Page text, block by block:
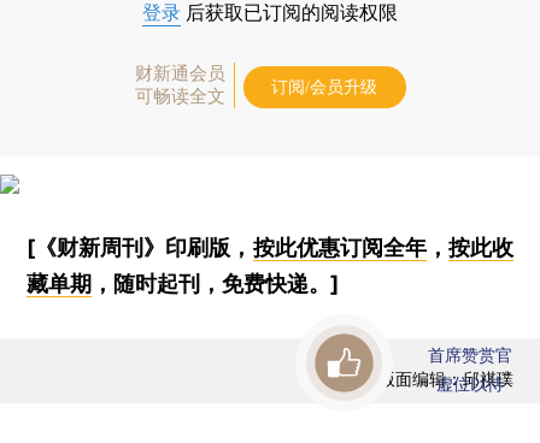
登录 后获取已订阅的阅读权限
财新通会员
可畅读全文
订阅/会员升级
[《财新周刊》印刷版， 按此优惠订阅全年， 按此收
藏单期 ，随时起刊，免费快递。]
版面编辑：邱祺璞
首席赞赏官
虚位以待